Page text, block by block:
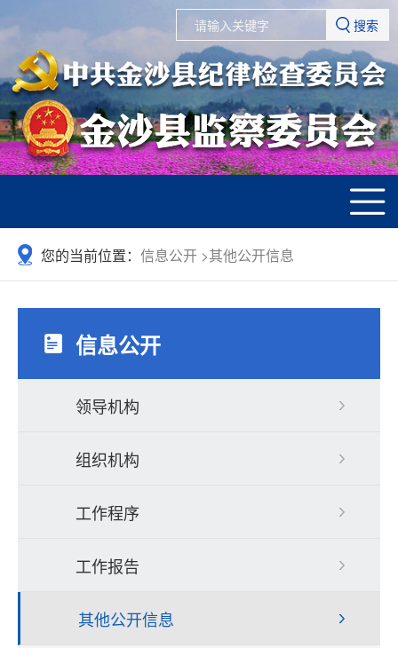
搜索
您的当前位置： 信息公开 >其他公开信息
信息公开
领导机构
组织机构
工作程序
工作报告
其他公开信息